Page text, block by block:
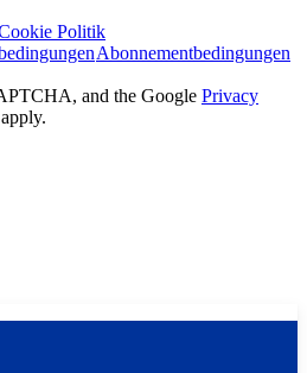
Politik
Abonnementbedingungen
and the Google Privacy
apply.